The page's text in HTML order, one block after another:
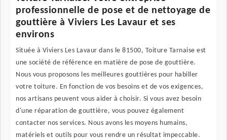
professionnelle de pose et de nettoyage de
gouttière à Viviers Les Lavaur et ses
environs
Située à Viviers Les Lavaur dans le 81500, Toiture Tarnaise est
une société de référence en matière de pose de gouttière.
Nous vous proposons les meilleures gouttières pour habiller
votre toiture. En fonction de vos besoins et de vos exigences,
nos artisans peuvent vous aider à choisir. Si vous avez besoin
d'une réparation de gouttière, vous pouvez également
contacter nos services. Nous avons les moyens humains,
matériels et outils pour vous rendre un résultat impeccable.